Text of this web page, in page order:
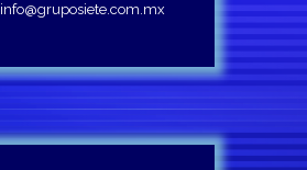
info@gruposiete.com.mx